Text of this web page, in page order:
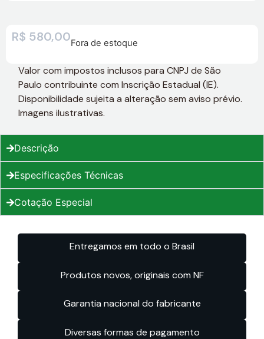
R$ 580,00Fora de estoque
Valor com impostos inclusos para CNPJ de São
Paulo contribuinte com Inscrição Estadual (IE).
Disponibilidade sujeita a alteração sem aviso prévio.
Imagens ilustrativas.
Descrição
Especificações Técnicas
Cotação Especial
Entregamos em todo o Brasil
Produtos novos, originais com NF
Garantia nacional do fabricante
Diversas formas de pagamento